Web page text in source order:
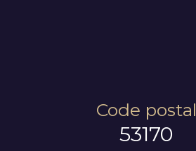
Code postal
53170